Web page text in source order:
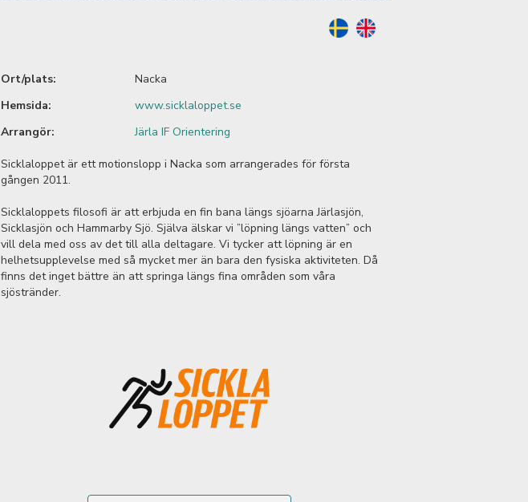
Ort/plats:
Nacka
Hemsida:
www.sicklaloppet.se
Arrangör:
Järla IF Orientering
Sicklaloppet är ett motionslopp i Nacka som arrangerades för första
gången 2011.
Sicklaloppets filosofi är att erbjuda en fin bana längs sjöarna Järlasjön,
Sicklasjön och Hammarby Sjö. Själva älskar vi ”löpning längs vatten” och
vill dela med oss av det till alla deltagare. Vi tycker att löpning är en
helhetsupplevelse med så mycket mer än bara den fysiska aktiviteten. Då
finns det inget bättre än att springa längs fina områden som våra
sjöstränder.